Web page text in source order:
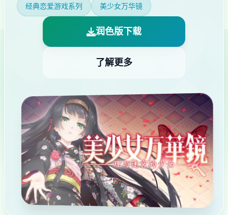
经典恋爱游戏系列 美少女万华镜
润色版下载
了解更多